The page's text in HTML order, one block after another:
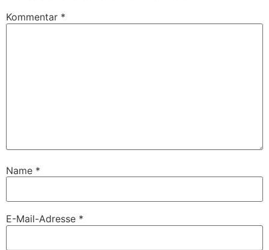
Kommentar *
Name *
E-Mail-Adresse *